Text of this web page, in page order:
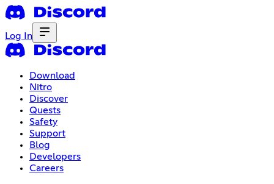
Log In
Download
Nitro
Discover
Quests
Safety
Support
Blog
Developers
Careers